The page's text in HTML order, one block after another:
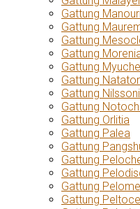
Gattung
Gattung
Gattung
Gattung
Gattung
Gattung Natator
Gattung
Gattung
Gattung Orlitia
Gattung Palea
Gattung
Gattung
Gattung
Gattung
Gattung